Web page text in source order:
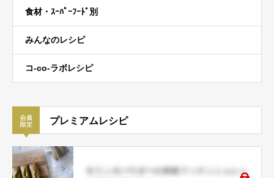
食材・ｽｰﾊﾟｰﾌｰﾄﾞ別
みんなのレシピ
コ-co-ラボレシピ
プレミアムレシピ
モリンガパウダーの米粉フィナンシェレシ